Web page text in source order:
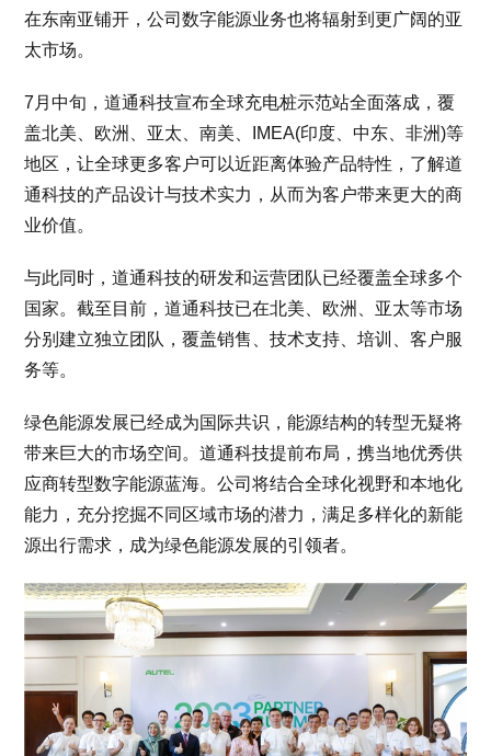
在东南亚铺开，公司数字能源业务也将辐射到更广阔的亚
太市场。
7月中旬，道通科技宣布全球充电桩示范站全面落成，覆
盖北美、欧洲、亚太、南美、IMEA(印度、中东、非洲)等
地区，让全球更多客户可以近距离体验产品特性，了解道
通科技的产品设计与技术实力，从而为客户带来更大的商
业价值。
与此同时，道通科技的研发和运营团队已经覆盖全球多个
国家。截至目前，道通科技已在北美、欧洲、亚太等市场
分别建立独立团队，覆盖销售、技术支持、培训、客户服
务等。
绿色能源发展已经成为国际共识，能源结构的转型无疑将
带来巨大的市场空间。道通科技提前布局，携当地优秀供
应商转型数字能源蓝海。公司将结合全球化视野和本地化
能力，充分挖掘不同区域市场的潜力，满足多样化的新能
源出行需求，成为绿色能源发展的引领者。